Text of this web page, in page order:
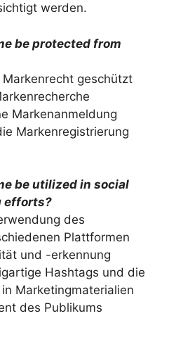
werden.
be protected from
geschützt
Markenanmeldung
Markenregistrierung
be utilized in social
efforts?
des
Plattformen
und -erkennung
Hashtags und die
Marketingmaterialien
des Publikums